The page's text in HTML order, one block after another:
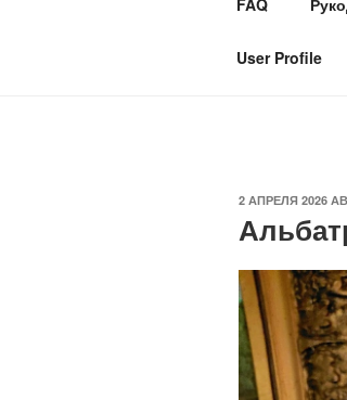
User Profile
ОПУБЛИКОВАНО
2 АПРЕЛЯ 2026